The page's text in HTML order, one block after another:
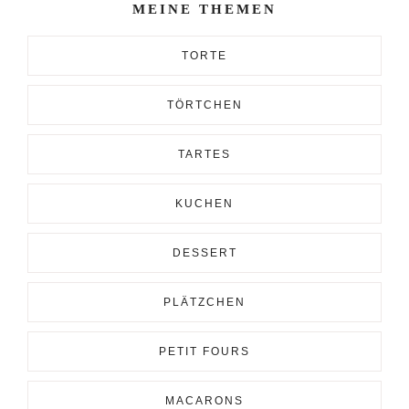
MEINE THEMEN
TORTE
TÖRTCHEN
TARTES
KUCHEN
DESSERT
PLÄTZCHEN
PETIT FOURS
MACARONS